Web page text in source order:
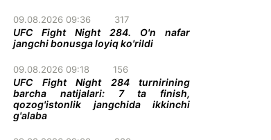
09.08.2026 09:36 317
UFC Fight Night 284. O'n nafar
jangchi bonusga loyiq ko'rildi
09.08.2026 09:18 156
UFC Fight Night 284 turnirining
barcha natijalari: 7 ta finish,
qozog'istonlik jangchida ikkinchi
g'alaba